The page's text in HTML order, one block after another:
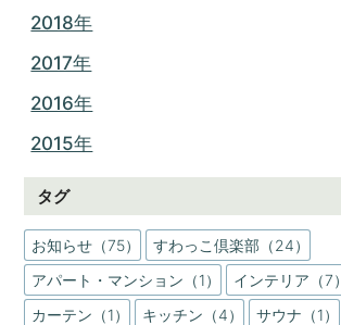
2018年
2017年
2016年
2015年
タグ
お知らせ（75）
すわっこ倶楽部（24）
アパート・マンション（1）
インテリア（7）
カーテン（1）
キッチン（4） サウナ（1）